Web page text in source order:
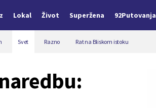
Lokal Život Superžena 92Putovanja
Svet Razno Rat na Bliskom istoku